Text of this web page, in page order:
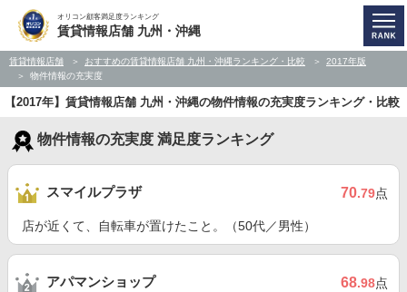
オリコン顧客満足度ランキング
賃貸情報店舗 九州・沖縄
賃貸情報店舗 おすすめの賃貸情報店舗 九州・沖縄ランキング・比較
2017年版
物件情報の充実度
【2017年】賃貸情報店舗 九州・沖縄の物件情報の充実度ランキング・比較
物件情報の充実度 満足度ランキング
スマイルプラザ 70.79点
店が近くて、自転車が置けたこと。（50代／男性）
アパマンショップ 68.98点